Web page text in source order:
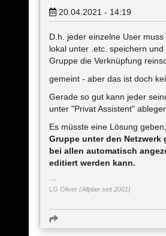
20.04.2021 - 14:19
D.h. jeder einzelne User
lokal unter .etc. speichern
Gruppe die Verknüpfung
gemeint - aber das ist doch
Gerade so gut kann jeder
unter "Privat Assistent"
Es müsste eine Lösung
Gruppe unter den Netzwerk
bei allen automatisch
editiert werden kann.
LG Oliver (Allplan seit 2001)